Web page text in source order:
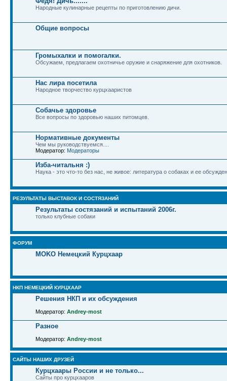
Народные кулинарные рецепты по приготовлению дичи.
Общие вопросы
Громыхалки и помогалки.
Обсужаем, предлагаем охотничье оружие и снаряжение для охотников.
Нас лира посетила
Народное творчество курцхааристов
Собачье здоровье
Все вопросы по здоровью наших питомцев.
Нормативные документы
Чем мы руководствуемся....
Модератор: Модераторы
Изба-читальня :)
Наука - это что-то без нас, не живое: литература о собаках и ее
РЕЗУЛЬТАТЫ ВЫСТАВОК И СОСТЯЗАНИЙ
Результаты состязаний и испытаний 2006г.
только клубные собаки
ФОРУМ
MOKO Немецкий Курцхаар
НКП НЕМЕЦКИЙ КУРЦХААР
Решения НКП и их обсуждения
Модератор: Andrey-most
Разное
Модератор: Andrey-most
САЙТЫ НАШИХ ДРУЗЕЙ
Курцхаары России и не только...
Сайты про курцхааров